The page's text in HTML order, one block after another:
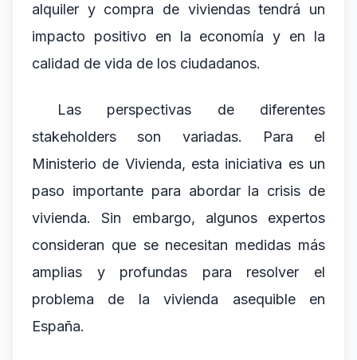
alquiler y compra de viviendas tendrá un
impacto positivo en la economía y en la
calidad de vida de los ciudadanos.
Las perspectivas de diferentes
stakeholders son variadas. Para el
Ministerio de Vivienda, esta iniciativa es un
paso importante para abordar la crisis de
vivienda. Sin embargo, algunos expertos
consideran que se necesitan medidas más
amplias y profundas para resolver el
problema de la vivienda asequible en
España.